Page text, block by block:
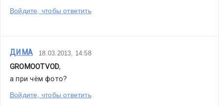
Войдите, чтобы ответить
ДИМА 18.03.2013, 14:58
GROMOOTVOD,
а при чём фото?
Войдите, чтобы ответить